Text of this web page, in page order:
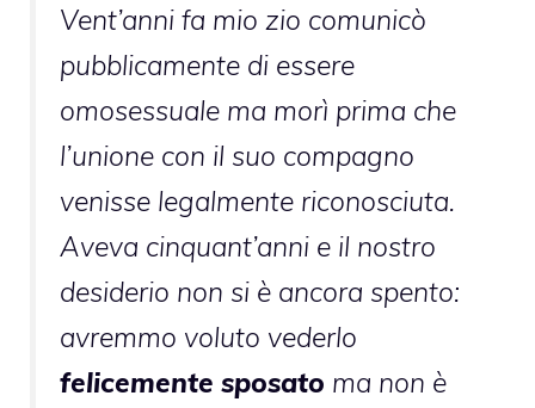
Vent’anni fa mio zio comunicò
pubblicamente di essere
omosessuale ma morì prima che
l’unione con il suo compagno
venisse legalmente riconosciuta.
Aveva cinquant’anni e il nostro
desiderio non si è ancora spento:
avremmo voluto vederlo
felicemente sposato ma non è